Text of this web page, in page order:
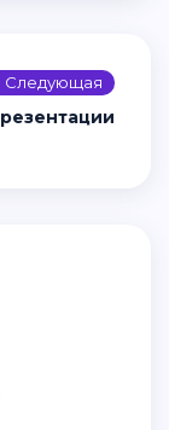
Следующая